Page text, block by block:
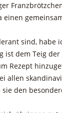
einen
sind, habe
ist dem Teig der
Rezept
allen
den